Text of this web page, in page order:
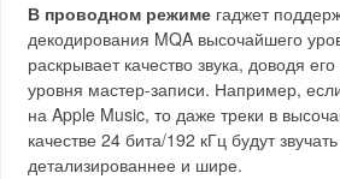
В проводном режиме гаджет
декодирования MQA высочайшего
раскрывает качество звука, доводя
уровня мастер-записи. Например,
на Apple Music, то даже треки в
качестве 24 бита/192 кГц будут
детализированнее и шире.